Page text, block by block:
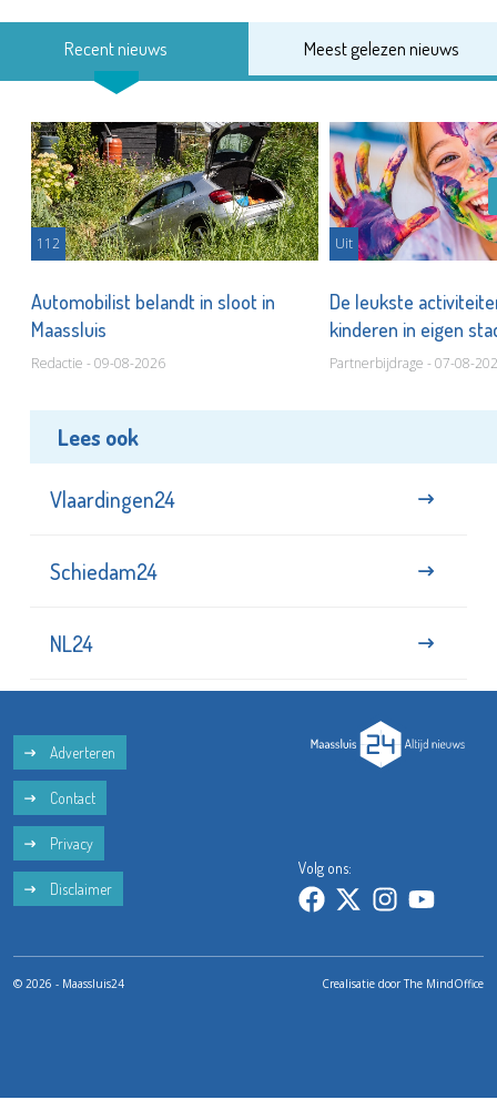
Recent nieuws Meest gelezen nieuws
112
Automobilist belandt in sloot in
Maassluis
Redactie - 09-08-2026
Uit
De leukste
kinderen in eigen
Partnerbijdrage - 07-08-
Lees ook
Vlaardingen24
Schiedam24
NL24
Adverteren
Contact
Privacy
Disclaimer
Volg ons:
© 2026 - Maassluis24 Crealisatie doorThe MindOffice